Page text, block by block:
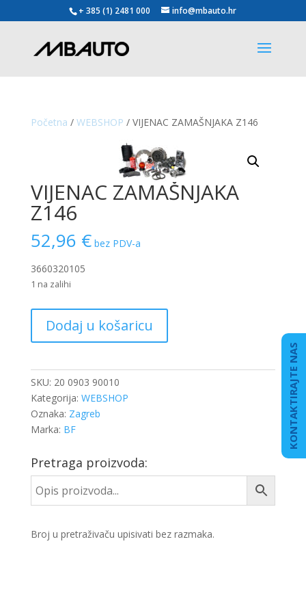
+ 385 (1) 2481 000 info@mbauto.hr
Početna / WEBSHOP / VIJENAC ZAMAŠNJAKA Z146
VIJENAC ZAMAŠNJAKA
Z146
52,96 € bez PDV-a
3660320105
1 na zalihi
ZAMAŠNJAKA
Z146
Dodaj u košaricu
SKU: 20 0903 90010
Kategorija: WEBSHOP
Oznaka: Zagreb
Marka: BF
Pretraga proizvoda:
Broj u pretraživaču upisivati bez razmaka.
KONTAKTIRAJTE NAS